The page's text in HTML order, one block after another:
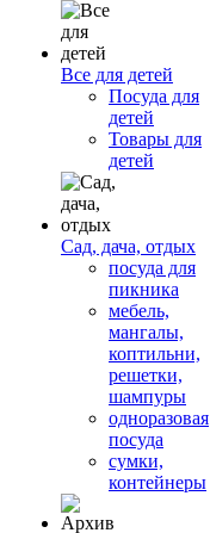
Все для детей
Посуда для
детей
Товары для
детей
Сад, дача, отдых
посуда для
пикника
мебель,
мангалы,
коптильни,
решетки,
шампуры
одноразовая
посуда
сумки,
контейнеры